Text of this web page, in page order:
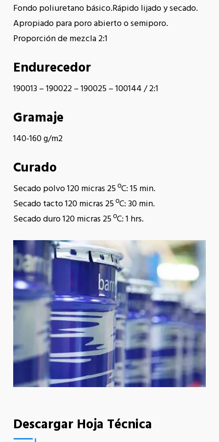
Fondo poliuretano básico.Rápido lijado y secado.
Apropiado para poro abierto o semiporo.
Proporción de mezcla 2:1
Endurecedor
190013 – 190022 – 190025 – 100144 / 2:1
Gramaje
140-160 g/m2
Curado
Secado polvo 120 micras 25 ºC: 15 min.
Secado tacto 120 micras 25 ºC: 30 min.
Secado duro 120 micras 25 ºC: 1 hrs.
Descargar Hoja Técnica